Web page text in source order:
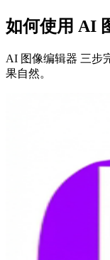
如何使用 AI
AI 图像编辑器 三步
果自然。